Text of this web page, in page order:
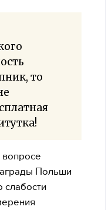
то
Польши
слабости